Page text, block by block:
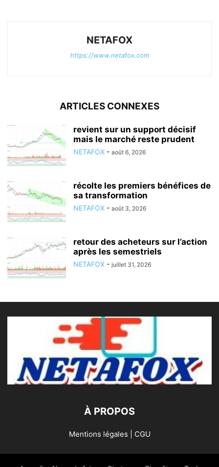
NETAFOX
https://www.netafox.com
ARTICLES CONNEXES
revient sur un support décisif
mais le marché reste prudent
NETAFOX - août 6, 2026
récolte les premiers bénéfices de
sa transformation
NETAFOX - août 3, 2026
retour des acheteurs sur l’action
après les semestriels
NETAFOX - juillet 31, 2026
À PROPOS
Mentions légales | CGU